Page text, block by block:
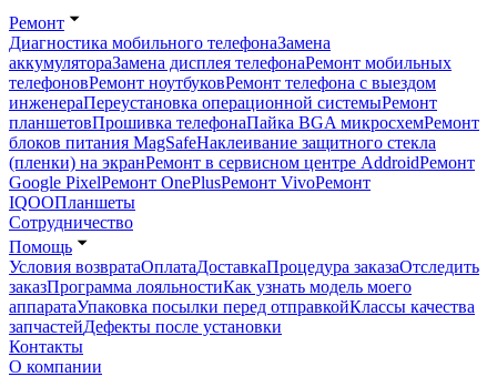
Ремонт
Диагностика мобильного телефонаЗамена
аккумулятораЗамена дисплея телефонаРемонт мобильных
телефоновРемонт ноутбуковРемонт телефона с выездом
инженераПереустановка операционной системыРемонт
планшетовПрошивка телефонаПайка BGA микросхемРемонт
блоков питания MagSafeНаклеивание защитного стекла
(пленки) на экранРемонт в сервисном центре AddroidРемонт
Google PixelРемонт OnePlusРемонт VivoРемонт
IQOOПланшеты
Сотрудничество
Помощь
Условия возвратаОплатаДоставкаПроцедура заказаОтследить
заказПрограмма лояльностиКак узнать модель моего
аппаратаУпаковка посылки перед отправкойКлассы качества
запчастейДефекты после установки
Контакты
О компании